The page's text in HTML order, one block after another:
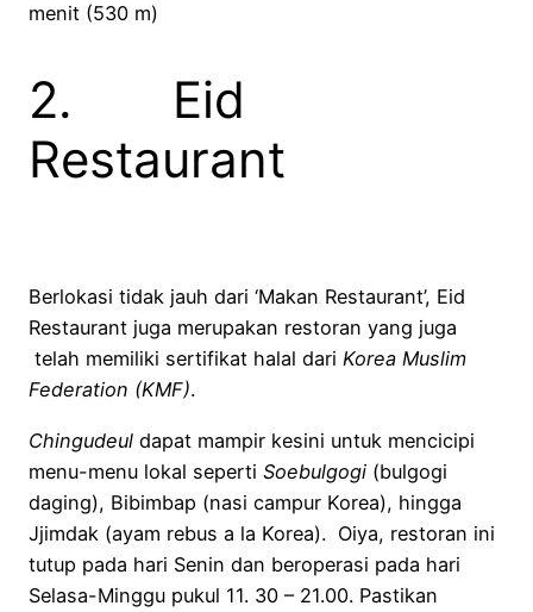
menit (530 m)
2. Eid
Restaurant
Berlokasi tidak jauh dari ‘Makan Restaurant’, Eid
Restaurant juga merupakan restoran yang juga
telah memiliki sertifikat halal dari Korea Muslim
Federation (KMF).
Chingudeul dapat mampir kesini untuk mencicipi
menu-menu lokal seperti Soebulgogi (bulgogi
daging), Bibimbap (nasi campur Korea), hingga
Jjimdak (ayam rebus a la Korea). Oiya, restoran ini
tutup pada hari Senin dan beroperasi pada hari
Selasa-Minggu pukul 11. 30 – 21.00. Pastikan